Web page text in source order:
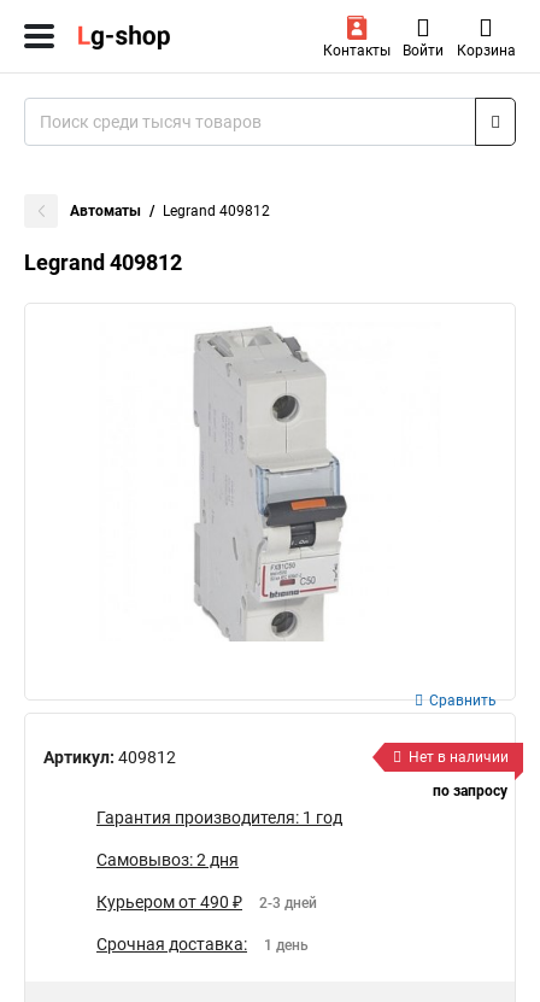
Контакты Войти Корзина
Автоматы Legrand 409812
Legrand 409812
Артикул: 409812
Сравнить
Нет в наличии
по запросу
Гарантия производителя: 1 год
Самовывоз: 2 дня
Курьером от 490 ₽ 2-3 дней
Срочная доставка: 1 день